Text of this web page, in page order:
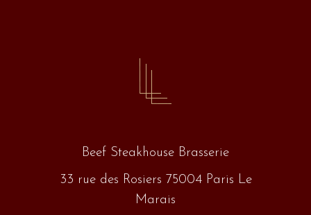
Beef Steakhouse Brasserie
33 rue des Rosiers 75004 Paris Le
Marais